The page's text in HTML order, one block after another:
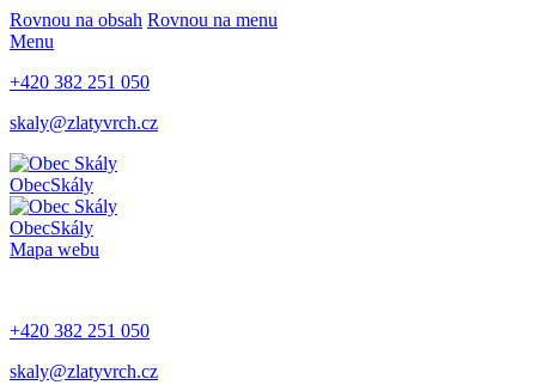
Rovnou na obsah Rovnou na menu
Menu
+420 382 251 050
skaly@zlatyvrch.cz
ObecSkály
ObecSkály
Mapa webu
+420 382 251 050
skaly@zlatyvrch.cz